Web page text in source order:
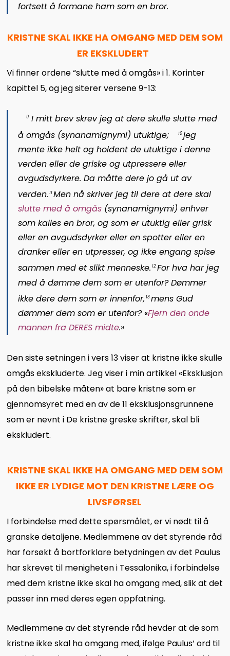
fortsett å formane ham som en bror.
KRISTNE SKAL IKKE HA OMGANG MED DEM SOM
ER EKSKLUDERT
Vi finner ordene “slutte med å omgås» i 1. Korinter
kapittel 5, og jeg siterer versene 9-13:
9 I mitt brev skrev jeg at dere skulle slutte med
å omgås (synanamignymi) utuktige; 10 jeg
mente ikke helt og holdent de utuktige i denne
verden eller de griske og utpressere eller
avgudsdyrkere. Da måtte dere jo gå ut av
verden. 11 Men nå skriver jeg til dere at dere skal
slutte med å omgås (synanamignymi) enhver
som kalles en bror, og som er utuktig eller grisk
eller en avgudsdyrker eller en spotter eller en
dranker eller en utpresser, og ikke engang spise
sammen med et slikt menneske. 12 For hva har jeg
med å dømme dem som er utenfor? Dømmer
ikke dere dem som er innenfor, 13 mens Gud
dømmer dem som er utenfor? «Fjern den onde
mannen fraDERES midte.»
Den siste setningen i vers 13 viser at kristne ikke skulle
omgås ekskluderte. Jeg viser i min artikkel «Eksklusjon
på den bibelske måten» at bare kristne som er
gjennomsyret med en av de 11 eksklusjonsgrunnene
som er nevnt i De kristne greske skrifter, skal bli
ekskludert.
KRISTNE SKAL IKKE HA OMGANG MED DEM SOM
IKKE ER LYDIGE MOT DEN KRISTNE LÆRE OG
LIVSFØRSEL
I forbindelse med dette spørsmålet, er vi nødt til å
granske detaljene. Medlemmene av det styrende råd
har forsøkt å bortforklare betydningen av det Paulus
har skrevet til menigheten i Tessalonika, i forbindelse
med dem kristne ikke skal ha omgang med, slik at det
passer inn med deres egen oppfatning.
Medlemmene av det styrende råd hevder at de som
kristne ikke skal ha omgang med, ifølge Paulus’ ord til